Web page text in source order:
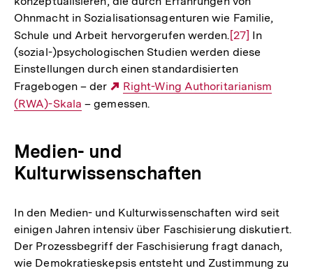
Ohnmacht in Sozialisationsagenturen wie Familie,
Schule und Arbeit hervorgerufen werden. Zur
Auflösung
der
Fußnote
[27] In
(sozial-)psychologischen Studien werden diese
Einstellungen durch einen standardisierten
Fragebogen – der
Externer
Link:
Right-Wing Authoritarianism
(RWA)-Skala – gemessen.
Medien- und
Kulturwissenschaften
In den Medien- und Kulturwissenschaften wird seit
einigen Jahren intensiv über Faschisierung diskutiert.
Der Prozessbegriff der Faschisierung fragt danach,
wie Demokratieskepsis entsteht und Zustimmung zu